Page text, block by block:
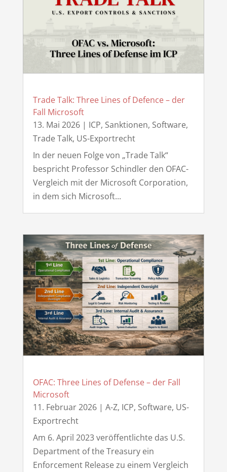
Trade Talk: Three Lines of Defence – der
Fall Microsoft
13. Mai 2026| ICP, Sanktionen, Software,
Trade Talk, US-Exportrecht
In der neuen Folge von „Trade Talk“
bespricht Professor Schindler den OFAC-
Vergleich mit der Microsoft Corporation,
in dem sich Microsoft...
OFAC: Three Lines of Defense – der Fall
Microsoft
11. Februar 2026| A-Z, ICP, Software, US-
Exportrecht
Am 6. April 2023 veröffentlichte das U.S.
Department of the Treasury ein
Enforcement Release zu einem Vergleich